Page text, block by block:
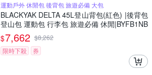
運動戶外 休閒包 後背包 旅遊必備 大包
BLACKYAK DELTA 45L登山背包(紅色) |後背包
登山包 運動包 行李包 旅遊必備 休閒|BYFB1NB
F02
$7,662 $8,262
限時下殺
券